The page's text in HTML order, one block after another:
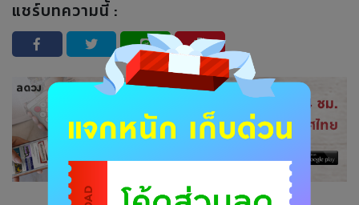
แชร์บทความนี้ :